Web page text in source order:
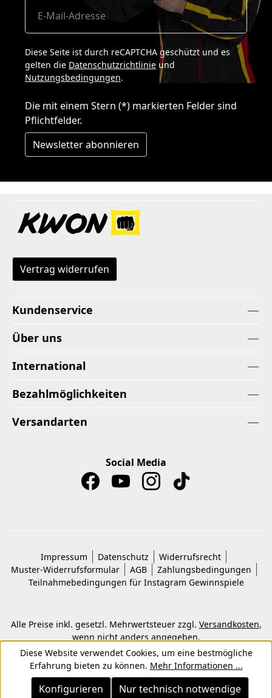
Diese Seite ist durch reCAPTCHA geschützt und es
gelten die Datenschutzrichtlinie und
Nutzungsbedingungen.
Die mit einem Stern (*) markierten Felder sind
Pflichtfelder.
Newsletter abonnieren
Vertrag widerrufen
Kundenservice
Über uns
International
Bezahlmöglichkeiten
Versandarten
Social Media
Impressum Datenschutz
Widerrufsrecht
Muster-Widerrufsformular
AGB
Zahlungsbedingungen
Teilnahmebedingungen für Instagram Gewinnspiele
Alle Preise inkl. gesetzl. Mehrwertsteuer zzgl. Versandkosten,
wenn nicht anders angegeben.
© 2026 Copyright © Kwon KG. Alle Rechte vorbehalten.
Diese Website verwendet Cookies, um eine bestmögliche
Erfahrung bieten zu können. Mehr Informationen ...
Nur technisch notwendige
Konfigurieren